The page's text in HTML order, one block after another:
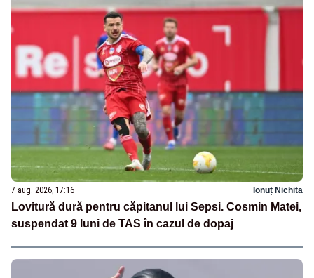
7 aug. 2026, 17:16 Ionuț Nichita
Lovitură dură pentru căpitanul lui Sepsi. Cosmin Matei,
suspendat 9 luni de TAS în cazul de dopaj